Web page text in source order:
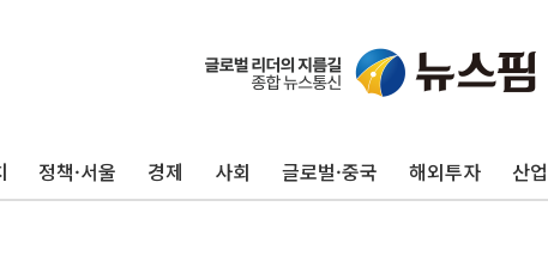
정책·서울 경제 사회 글로벌·중국 해외투자 산업
리투아니아 국방 "러, 우
구광모, 내주 실리콘밸
김정관 장관 "영업이익
뉴욕증시 프리뷰, 미 주